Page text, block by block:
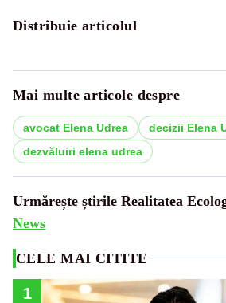
Distribuie articolul
Mai multe articole despre
avocat Elena Udrea
decizii Elena
dezvăluiri elena udrea
Urmărește știrile Realitatea
News
CELE MAI CITITE
1